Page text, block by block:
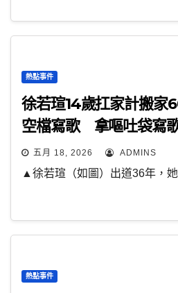
熱點事件
徐若瑄14歲扛家計搬家
空檔寫歌 拿嘔吐袋寫
五月 18, 2026 ADMINS
▲徐若瑄（如圖）出道36年，
熱點事件